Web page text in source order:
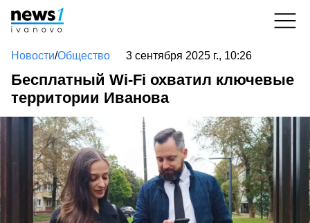
Новости/Общество 3 сентября 2025 г., 10:26
Бесплатный Wi-Fi охватил ключевые
территории Иванова